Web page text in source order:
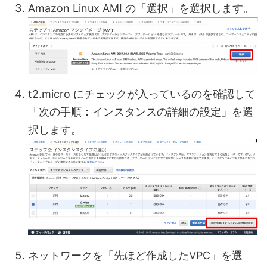
Amazon Linux AMI の「選択」を選択します。
t2.micro にチェックが入っているのを確認して
「次の手順：インスタンスの詳細の設定」を選
択します。
ネットワークを「先ほど作成したVPC」を選